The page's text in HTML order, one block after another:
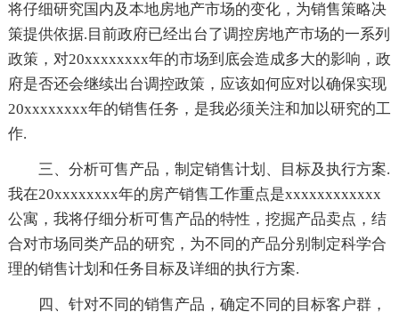
将仔细研究国内及本地房地产市场的变化，为销售策略决
策提供依据.目前政府已经出台了调控房地产市场的一系列
政策，对20xxxxxxxx年的市场到底会造成多大的影响，政
府是否还会继续出台调控政策，应该如何应对以确保实现
20xxxxxxxx年的销售任务，是我必须关注和加以研究的工
作.
三、分析可售产品，制定销售计划、目标及执行方案.
我在20xxxxxxxx年的房产销售工作重点是xxxxxxxxxxxx
公寓，我将仔细分析可售产品的特性，挖掘产品卖点，结
合对市场同类产品的研究，为不同的产品分别制定科学合
理的销售计划和任务目标及详细的执行方案.
四、针对不同的销售产品，确定不同的目标客户群，